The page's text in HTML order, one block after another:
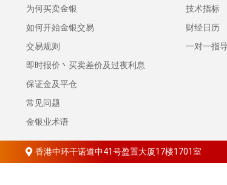
为何买卖金银
如何开始金银交易
交易规则
即时报价丶买卖差价及过夜利息
保证金及平仓
常见问题
金银业术语
技术指标
财经日历
一对一指导
香港中环干诺道中41号盈置大厦17楼1701室